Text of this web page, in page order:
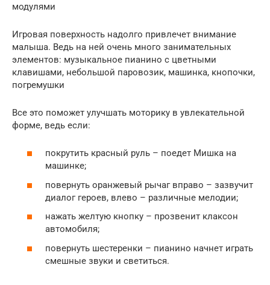
модулями
Игровая поверхность надолго привлечет внимание
малыша. Ведь на ней очень много занимательных
элементов: музыкальное пианино с цветными
клавишами, небольшой паровозик, машинка, кнопочки,
погремушки
Все это поможет улучшать моторику в увлекательной
форме, ведь если:
покрутить красный руль – поедет Мишка на
машинке;
повернуть оранжевый рычаг вправо – зазвучит
диалог героев, влево – различные мелодии;
нажать желтую кнопку – прозвенит клаксон
автомобиля;
повернуть шестеренки – пианино начнет играть
смешные звуки и светиться.